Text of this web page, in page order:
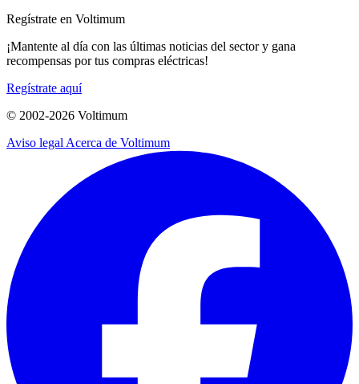
Regístrate en Voltimum
¡Mantente al día con las últimas noticias del sector y gana
recompensas por tus compras eléctricas!
Regístrate aquí
© 2002-2026 Voltimum
Aviso legal Acerca de Voltimum